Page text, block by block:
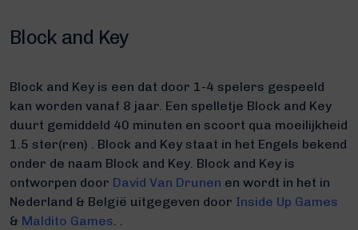
Block and Key
Block and Key is een dat door 1-4 spelers gespeeld
kan worden vanaf 8 jaar. Een spelletje Block and Key
duurt gemiddeld 40 minuten en scoort qua moeilijkheid
1.5 ster(ren) . Block and Key staat in het Engels bekend
onder de naam Block and Key. Block and Key is
ontworpen door David Van Drunen en wordt in het in
Nederland & België uitgegeven door Inside Up Games
& Maldito Games. .